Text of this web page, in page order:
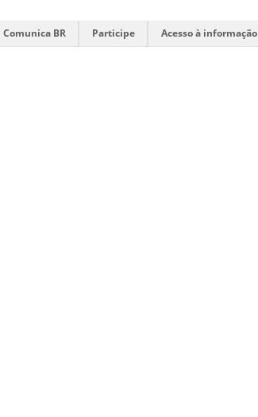
Comunica BR Participe Acesso à informação